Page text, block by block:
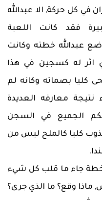
في كل حركة, الا عبدالله
فقد كانت اللعبة
عبدالله خطته وكانت
اثر له كسجين في هذا
كليا بصماته وكانه لم
معارفه العديدة
الجميع في السجن
كليا كالملح ليس من
جاء ما قلب كل شيء
وقع؟ ما الذي جرى؟